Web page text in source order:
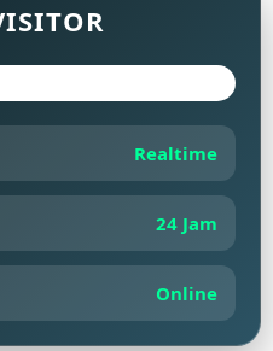
Realtime
24 Jam
Online